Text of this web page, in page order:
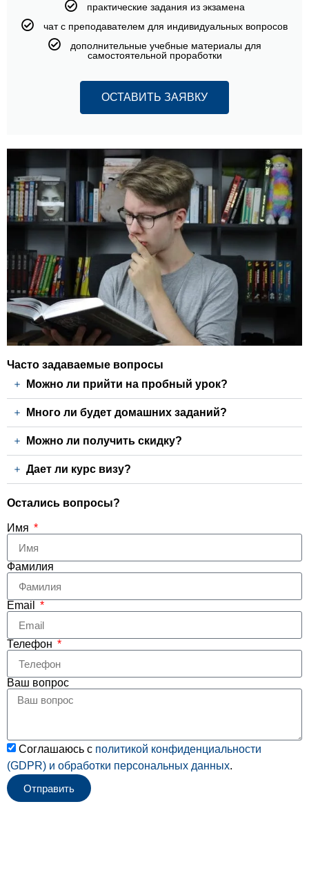
практические задания из экзамена
чат с преподавателем для индивидуальных вопросов
дополнительные учебные материалы для
самостоятельной проработки
ОСТАВИТЬ ЗАЯВКУ
Часто задаваемые вопросы
Можно ли прийти на пробный урок?
Много ли будет домашних заданий?
Можно ли получить скидку?
Дает ли курс визу?
Остались вопросы?
Имя
Фамилия
Email
Телефон
Ваш вопрос
Соглашаюсь с политикой конфиденциальности
(GDPR) и обработки персональных данных.
Отправить